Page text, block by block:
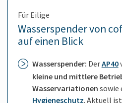
Für Eilige
Wasserspender von
auf einen Blick
Wasserspender: DerAP40
kleine und mittlere
Wasservariationen sowie
Hygieneschutz. Aktuell